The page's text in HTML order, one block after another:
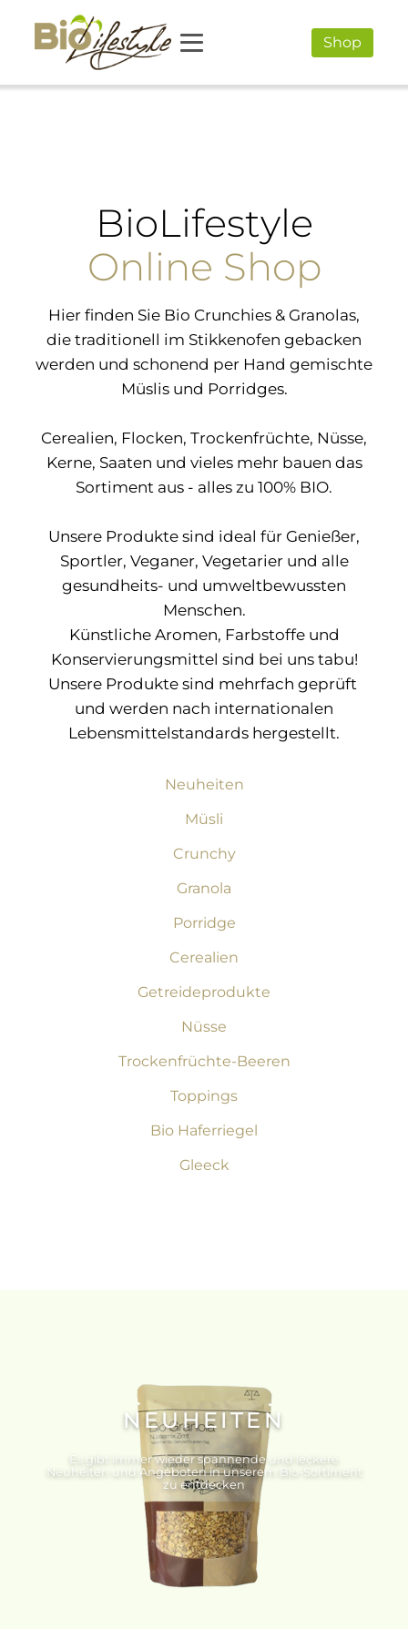
Shop
BioLifestyle
Online Shop
Hier finden Sie Bio Crunchies & Granolas,
die traditionell im Stikkenofen gebacken
werden und schonend per Hand gemischte
Müslis und Porridges.
Cerealien, Flocken, Trockenfrüchte, Nüsse,
Kerne, Saaten und vieles mehr bauen das
Sortiment aus - alles zu 100% BIO.
Unsere Produkte sind ideal für Genießer,
Sportler, Veganer, Vegetarier und alle
gesundheits- und umweltbewussten
Menschen.
Künstliche Aromen, Farbstoffe und
Konservierungsmittel sind bei uns tabu!
Unsere Produkte sind mehrfach geprüft
und werden nach internationalen
Lebensmittelstandards hergestellt.
Neuheiten
Müsli
Crunchy
Granola
Porridge
Cerealien
Getreideprodukte
Nüsse
Trockenfrüchte-Beeren
Toppings
Bio Haferriegel
Gleeck
NEUHEITEN
Es gibt immer wieder spannende und leckere
Neuheiten und Angeboten in unserem Bio-Sortiment
zu entdecken